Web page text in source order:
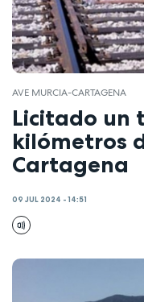
AVE MURCIA-CARTAGENA
Licitado un
kilómetros
Cartagena
09 JUL 2024 - 14:51